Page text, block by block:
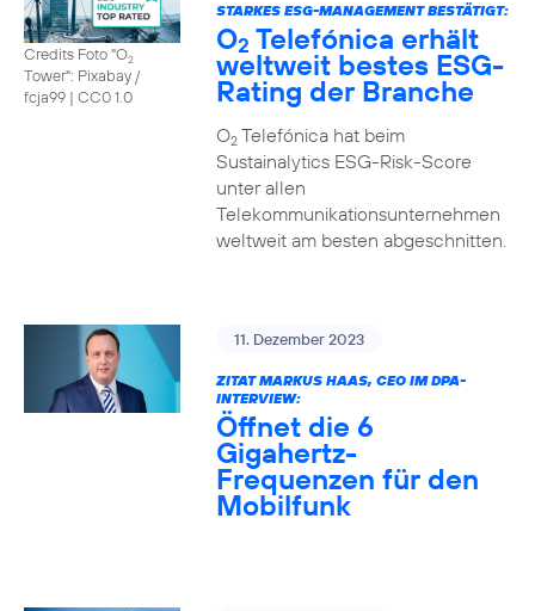
Credits Foto "O2
Tower": Pixabay /
fcja99 | CC0 1.0
STARKES ESG-MANAGEMENT BESTÄTIGT:
O2 Telefónica erhält
weltweit bestes ESG-
Rating der Branche
O2Telefónica hat beim
Sustainalytics ESG-Risk-Score
unter allen
Telekommunikationsunternehmen
weltweit am besten abgeschnitten.
11. Dezember 2023
ZITAT MARKUS HAAS, CEO IM DPA-
INTERVIEW:
Öffnet die 6
Gigahertz-
Frequenzen für den
Mobilfunk